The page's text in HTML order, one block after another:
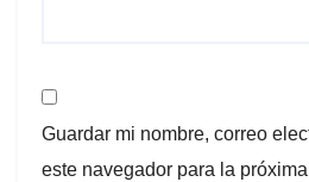
Guardar mi nombre, correo
este navegador para la